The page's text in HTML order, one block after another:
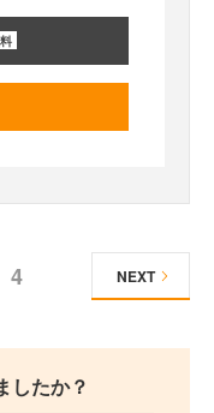
4 NEXT
したか？